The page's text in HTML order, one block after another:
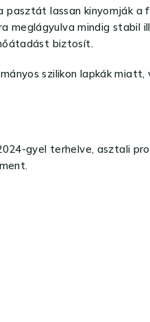
pasztát lassan kinyomják
meglágyulva mindig
biztosít.
szilikon lapkák
gyel terhelve, asztali